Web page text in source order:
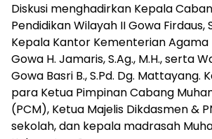
Diskusi menghadirkan Kepala
Pendidikan Wilayah II Gowa Firdaus,
Kepala Kantor Kementerian
Gowa H. Jamaris, S.Ag., M.H., serta
Gowa Basri B., S.Pd. Dg. Mattayang.
para Ketua Pimpinan Cabang
(PCM), Ketua Majelis Dikdasmen &
sekolah, dan kepala madrasah